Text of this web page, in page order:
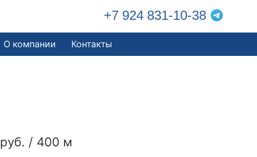
+7 924 831-10-38
О компании Контакты
руб. / 400 м